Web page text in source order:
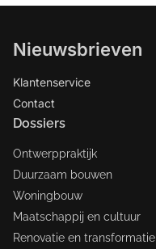
Nieuwsbrieven
Klantenservice
Contact
Dossiers
Ontwerppraktijk
Duurzaam bouwen
Woningbouw
Maatschappij en cultuur
Renovatie en transformatie